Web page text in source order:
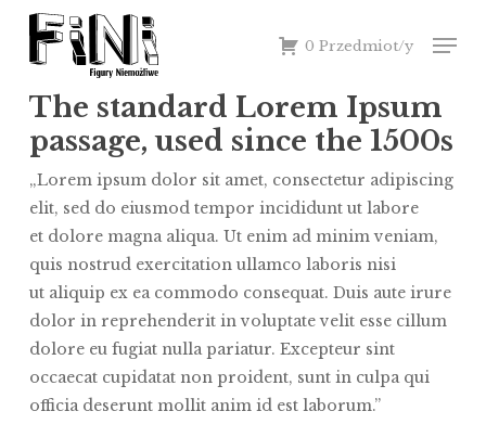
Skip
main
content
0 Przedmiot/y
The standard Lorem Ipsum
passage, used since the 1500s
„Lorem ipsum dolor sit amet, consectetur adipiscing
elit, sed do eiusmod tempor incididunt ut labore
et dolore magna aliqua. Ut enim ad minim veniam,
quis nostrud exercitation ullamco laboris nisi
ut aliquip ex ea commodo consequat. Duis aute irure
dolor in reprehenderit in voluptate velit esse cillum
dolore eu fugiat nulla pariatur. Excepteur sint
occaecat cupidatat non proident, sunt in culpa qui
officia deserunt mollit anim id est laborum.”